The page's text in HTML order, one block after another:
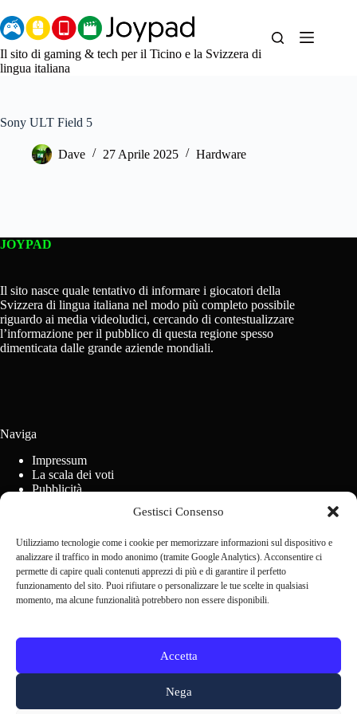
Gestisci Consenso
Utilizziamo tecnologie come i cookie per memorizzare informazioni sul dispositivo e
analizzare il traffico in modo anonimo (tramite Google Analytics). Acconsentire ci
permette di capire quali contenuti apprezzi di più e di garantire il perfetto
funzionamento del sito. Puoi rifiutare o personalizzare le tue scelte in qualsiasi
momento, ma alcune funzionalità potrebbero non essere disponibili.
Accetta
Nega
al
contenuto
Il sito di gaming & tech per il Ticino e la Svizzera di
lingua italiana
Sony ULT Field 5
Dave 27 Aprile 2025 Hardware
JOYPAD
Il sito nasce quale tentativo di informare i giocatori della
Svizzera di lingua italiana nel modo più completo possibile
riguardo ai media videoludici, cercando di contestualizzare
l’informazione per il pubblico di questa regione spesso
dimenticata dalle grande aziende mondiali.
Naviga
Impressum
La scala dei voti
Pubblicità
Contact us
Scrivi alla redazione